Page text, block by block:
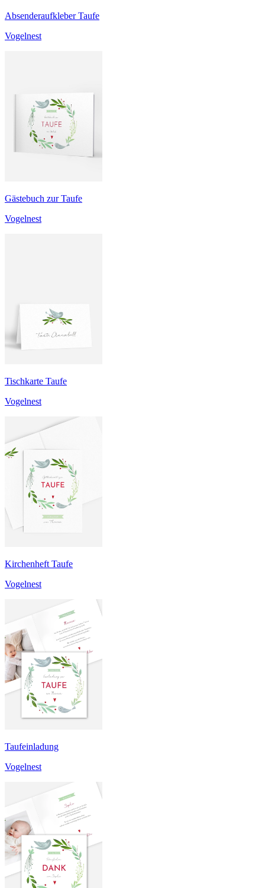
Absenderaufkleber Taufe
Vogelnest
Gästebuch zur Taufe
Vogelnest
Tischkarte Taufe
Vogelnest
Kirchenheft Taufe
Vogelnest
Taufeinladung
Vogelnest